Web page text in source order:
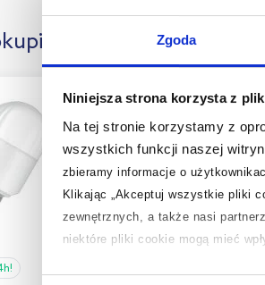
Zgoda
Niniejsza strona korzysta z
Na tej stronie korzystamy z
wszystkich funkcji naszej
zbieramy informacje o
Klikając „Akceptuj wszystkie pliki
zewnętrznych, a także nasi
niektóre pliki cookie mogą mieć
multirabaty